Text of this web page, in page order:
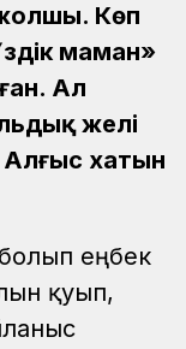
Көп
маман»
Ал
желі
хатын
еңбек
қуып,